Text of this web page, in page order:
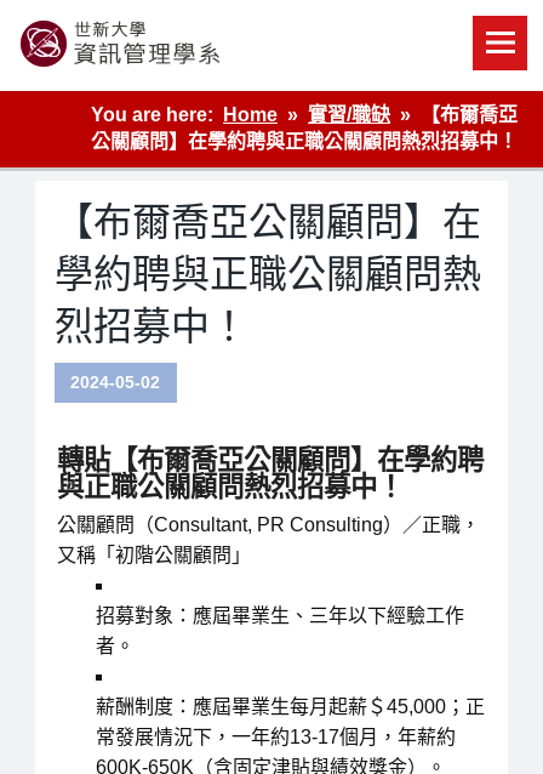
content
世新大學資管系網站
You are here:
Home 實習/職缺
【布爾喬亞
公關顧問】在學約聘與正職公關顧問熱烈招募中！
【布爾喬亞公關顧問】在
學約聘與正職公關顧問熱
烈招募中！
2024-05-02
轉貼【布爾喬亞公關顧問】在學約聘
與正職公關顧問熱烈招募中！
公關顧問（Consultant, PR Consulting）
／正職，
又稱「初階公關顧問」
招募對象 ：應屆畢業生、三年以下經驗工作
者。
薪酬制度：應屆畢業生每月起薪＄45,000；正
常發展情況下，一年約13-17個月，年薪約
600K-650K （含固定津貼與績效獎金）。